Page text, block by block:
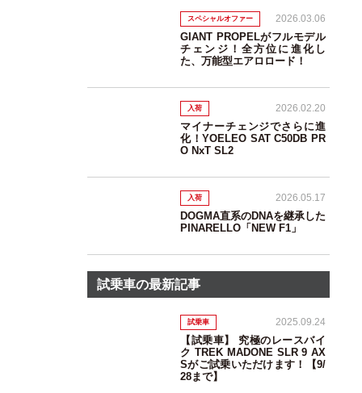
スペシャルオファー 2026.03.06
GIANT PROPELがフルモデル
チェンジ！全方位に進化し
た、万能型エアロロード！
入荷 2026.02.20
マイナーチェンジでさらに進
化！YOELEO SAT C50DB PR
O NxT SL2
入荷 2026.05.17
DOGMA直系のDNAを継承した
PINARELLO「NEW F1」
試乗車の最新記事
試乗車 2025.09.24
【試乗車】 究極のレースバイ
ク TREK MADONE SLR 9 AX
Sがご試乗いただけます！【9/
28まで】